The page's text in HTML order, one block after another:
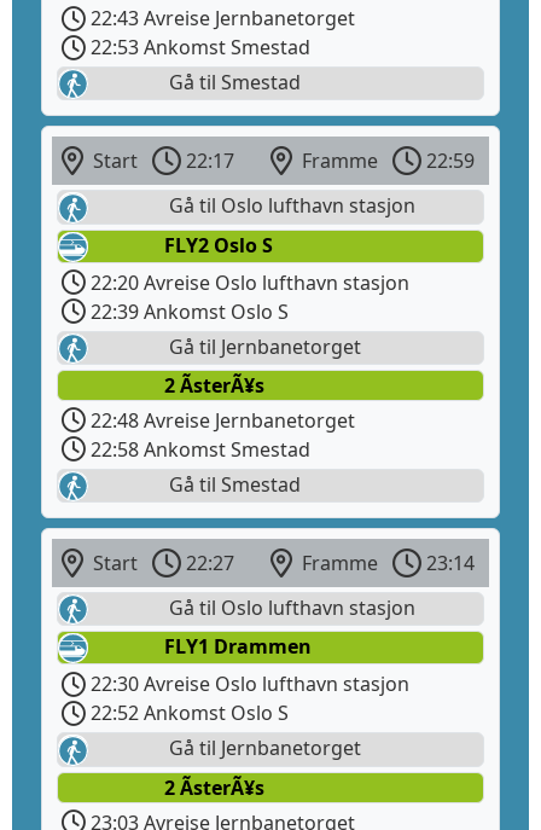
22:43 Avreise Jernbanetorget
22:53 Ankomst Smestad
Gå til Smestad
Start 22:17 Framme
22:59
Gå til Oslo lufthavn stasjon
FLY2 Oslo S
22:20 Avreise Oslo lufthavn stasjon
22:39 Ankomst Oslo S
Gå til Jernbanetorget
2 ÃsterÃ¥s
22:48 Avreise Jernbanetorget
22:58 Ankomst Smestad
Gå til Smestad
Start 22:27 Framme
23:14
Gå til Oslo lufthavn stasjon
FLY1 Drammen
22:30 Avreise Oslo lufthavn stasjon
22:52 Ankomst Oslo S
Gå til Jernbanetorget
2 ÃsterÃ¥s
23:03 Avreise Jernbanetorget